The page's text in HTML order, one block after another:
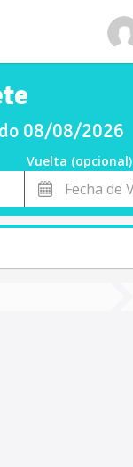
08/08/2026
Vuelta (opcional)
Fecha
de
Vuelta